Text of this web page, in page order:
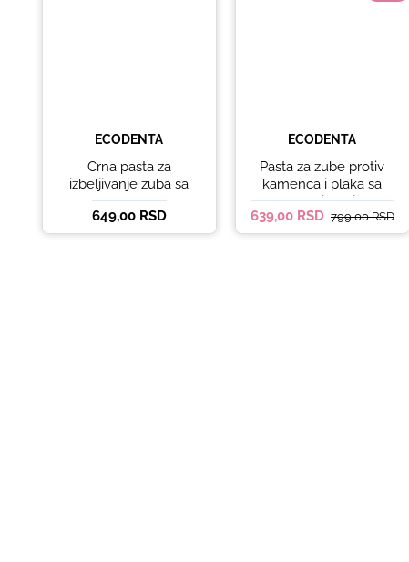
ECODENTA
Crna pasta za
izbeljivanje zuba sa
ukusom narandže
Ecodenta 100 ml
649,00 RSD
ECODENTA
Pasta za zube protiv
kamenca i plaka sa
kokosovim uljem
Ecodenta ORGANIC
ANTI-PLAQUE 75ml
639,00 RSD 799,00 RSD